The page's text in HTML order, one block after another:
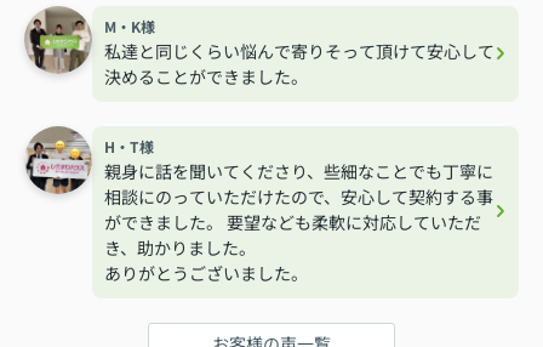
M・K様
私達と同じくらい悩んで寄りそって頂けて安心して
決めることができました。
H・T様
親身に話を聞いてくださり、些細なことでも丁寧に
相談にのっていただけたので、安心して契約する事
ができました。 要望なども柔軟に対応していただ
き、助かりました。
ありがとうございました。